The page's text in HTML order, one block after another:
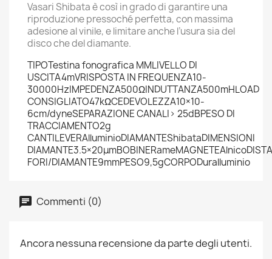
Vasari Shibata è così in grado di garantire una
riproduzione pressoché perfetta, con massima
adesione al vinile, e limitare anche l’usura sia del
disco che del diamante.
TIPOTestina fonografica MMLIVELLO DI
USCITA4mVRISPOSTA IN FREQUENZA10-
30000HzIMPEDENZA500ΩINDUTTANZA500mHLOAD
CONSIGLIATO47kΩCEDEVOLEZZA10×10-
6cm/dyneSEPARAZIONE CANALI> 25dBPESO DI
TRACCIAMENTO2g
CANTILEVERAlluminioDIAMANTEShibataDIMENSIONI
DIAMANTE3.5×20μmBOBINERameMAGNETEAlnico
FORI/DIAMANTE9mmPESO9,5gCORPODuralluminio
Commenti (0)
Ancora nessuna recensione da parte degli utenti.